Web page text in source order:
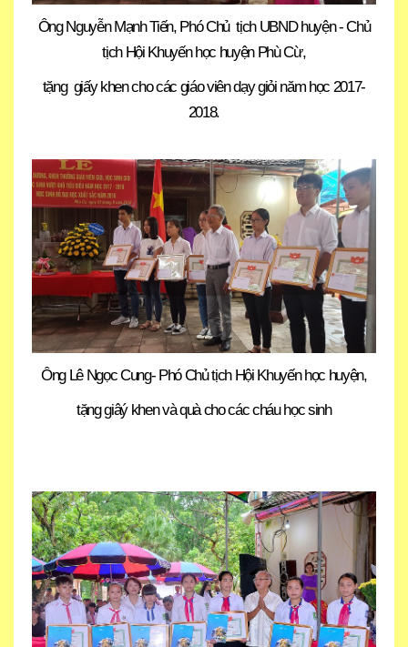
Ông Nguyễn Mạnh Tiến, Phó Chủ tịch UBND huyện - Chủ
tịch Hội Khuyến học huyện Phù Cừ,
tặng giấy khen cho các giáo viên dạy giỏi năm học 2017-
2018.
Ông Lê Ngọc Cung- Phó Chủ tịch Hội Khuyến học huyện,
tặng giâý khen và quà cho các cháu học sinh